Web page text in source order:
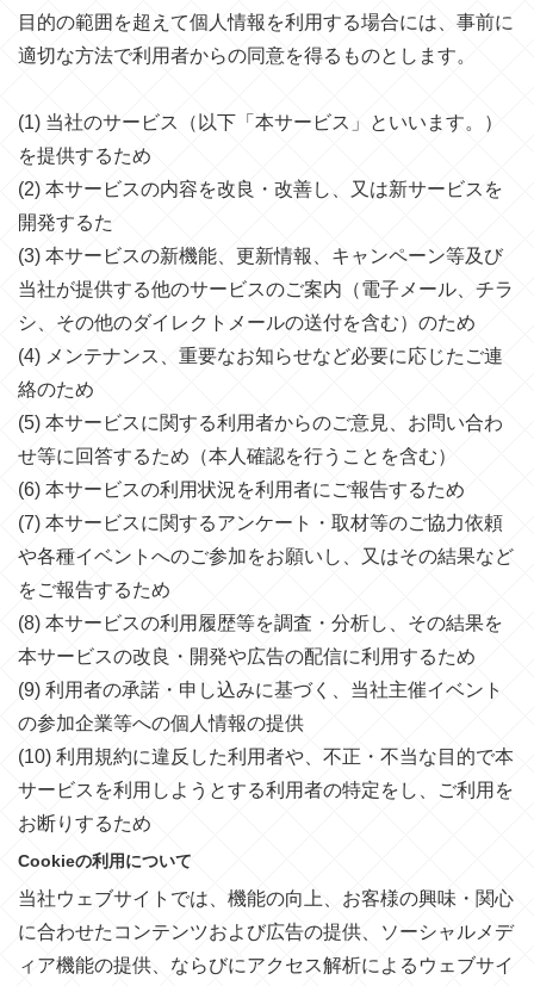
目的の範囲を超えて個人情報を利用する場合には、事前に
適切な方法で利用者からの同意を得るものとします。
(1) 当社のサービス（以下「本サービス」といいます。）
を提供するため
(2) 本サービスの内容を改良・改善し、又は新サービスを
開発するた
(3) 本サービスの新機能、更新情報、キャンペーン等及び
当社が提供する他のサービスのご案内（電子メール、チラ
シ、その他のダイレクトメールの送付を含む）のため
(4) メンテナンス、重要なお知らせなど必要に応じたご連
絡のため
(5) 本サービスに関する利用者からのご意見、お問い合わ
せ等に回答するため（本人確認を行うことを含む）
(6) 本サービスの利用状況を利用者にご報告するため
(7) 本サービスに関するアンケート・取材等のご協力依頼
や各種イベントへのご参加をお願いし、又はその結果など
をご報告するため
(8) 本サービスの利用履歴等を調査・分析し、その結果を
本サービスの改良・開発や広告の配信に利用するため
(9) 利用者の承諾・申し込みに基づく、当社主催イベント
の参加企業等への個人情報の提供
(10) 利用規約に違反した利用者や、不正・不当な目的で本
サービスを利用しようとする利用者の特定をし、ご利用を
お断りするため
Cookieの利用について
当社ウェブサイトでは、機能の向上、お客様の興味・関心
に合わせたコンテンツおよび広告の提供、ソーシャルメデ
ィア機能の提供、ならびにアクセス解析によるウェブサイ